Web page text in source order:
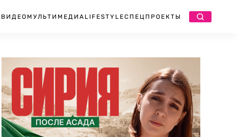
ВИДЕО МУЛЬТИМЕДИА LIFESTYLEСПЕЦПРОЕКТЫ